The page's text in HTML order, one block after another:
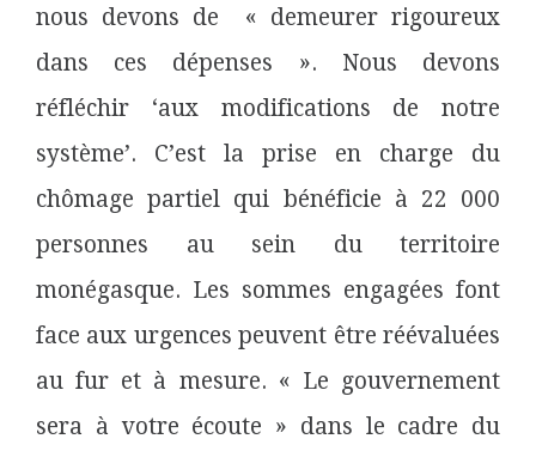
nous devons de « demeurer rigoureux
dans ces dépenses ». Nous devons
réfléchir ‘aux modifications de notre
système’. C’est la prise en charge du
chômage partiel qui bénéficie à 22 000
personnes au sein du territoire
monégasque. Les sommes engagées font
face aux urgences peuvent être réévaluées
au fur et à mesure. « Le gouvernement
sera à votre écoute » dans le cadre du